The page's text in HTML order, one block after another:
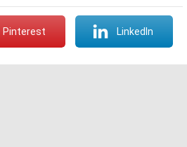
Pinterest LinkedIn